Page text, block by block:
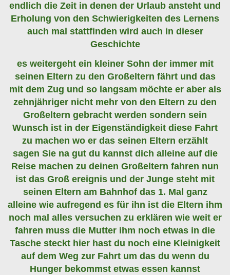
endlich die Zeit in denen der Urlaub ansteht und
Erholung von den Schwierigkeiten des Lernens
auch mal stattfinden wird auch in dieser
Geschichte
es weitergeht ein kleiner Sohn der immer mit
seinen Eltern zu den Großeltern fährt und das
mit dem Zug und so langsam möchte er aber als
zehnjähriger nicht mehr von den Eltern zu den
Großeltern gebracht werden sondern sein
Wunsch ist in der Eigenständigkeit diese Fahrt
zu machen wo er das seinen Eltern erzählt
sagen Sie na gut du kannst dich alleine auf die
Reise machen zu deinen Großeltern fahren nun
ist das Groß ereignis und der Junge steht mit
seinen Eltern am Bahnhof das 1. Mal ganz
alleine wie aufregend es für ihn ist die Eltern ihm
noch mal alles versuchen zu erklären wie weit er
fahren muss die Mutter ihm noch etwas in die
Tasche steckt hier hast du noch eine Kleinigkeit
auf dem Weg zur Fahrt um das du wenn du
Hunger bekommst etwas essen kannst